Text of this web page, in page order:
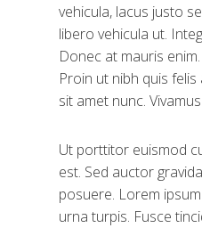
vehicula, lacus justo
libero vehicula ut.
Donec at mauris
Proin ut nibh quis
sit amet nunc.
Ut porttitor euismod
est. Sed auctor
posuere. Lorem
urna turpis. Fusce